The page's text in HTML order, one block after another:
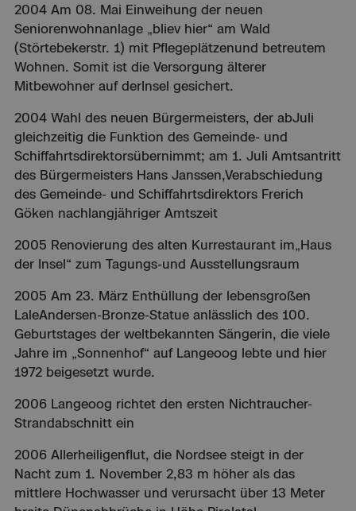
2004 Am 08. Mai Einweihung der neuen
Seniorenwohnanlage „bliev hier“ am Wald
(Störtebekerstr. 1) mit Pflegeplätzenund betreutem
Wohnen. Somit ist die Versorgung älterer
Mitbewohner auf derInsel gesichert.
2004 Wahl des neuen Bürgermeisters, der abJuli
gleichzeitig die Funktion des Gemeinde- und
Schiffahrtsdirektorsübernimmt; am 1. Juli Amtsantritt
des Bürgermeisters Hans Janssen,Verabschiedung
des Gemeinde- und Schiffahrtsdirektors Frerich
Göken nachlangjähriger Amtszeit
2005 Renovierung des alten Kurrestaurant im„Haus
der Insel“ zum Tagungs-und Ausstellungsraum
2005 Am 23. März Enthüllung der lebensgroßen
LaleAndersen-Bronze-Statue anlässlich des 100.
Geburtstages der weltbekannten Sängerin, die viele
Jahre im „Sonnenhof“ auf Langeoog lebte und hier
1972 beigesetzt wurde.
2006 Langeoog richtet den ersten Nichtraucher-
Strandabschnitt ein
2006 Allerheiligenflut, die Nordsee steigt in der
Nacht zum 1. November 2,83 m höher als das
mittlere Hochwasser und verursacht über 13 Meter